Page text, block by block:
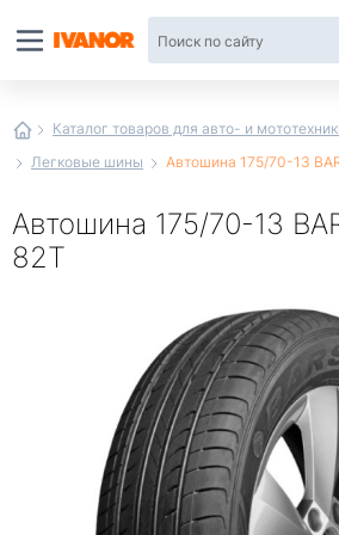
Каталог товаров для авто- и
Легковые шины
Автошина 175/70-13
Автошина 175/70-13
82T
интернет-